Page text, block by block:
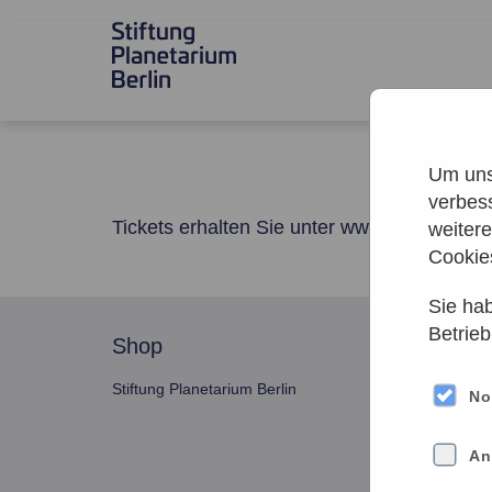
Um
Sie
Tickets erhalten Sie unter
shop
Stiftung Planetarium Berlin Konto